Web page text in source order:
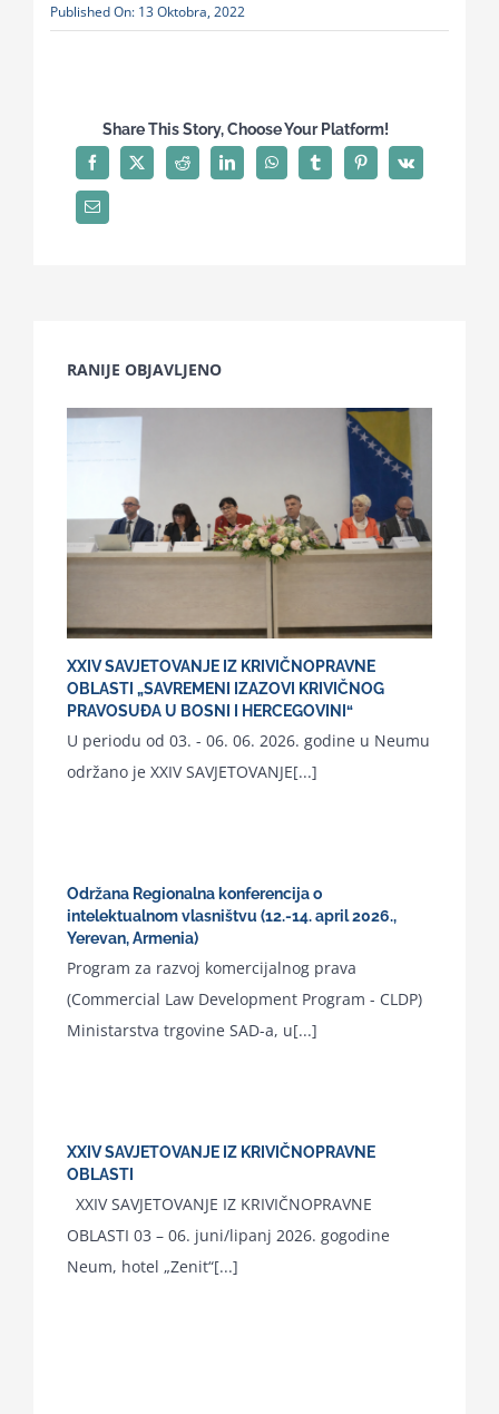
Published On: 13 Oktobra, 2022
Share This Story, Choose Your Platform!
RANIJE OBJAVLJENO
XXIV SAVJETOVANJE IZ KRIVIČNOPRAVNE
OBLASTI „SAVREMENI IZAZOVI KRIVIČNOG
PRAVOSUĐA U BOSNI I HERCEGOVINI“
U periodu od 03. - 06. 06. 2026. godine u Neumu
održano je XXIV SAVJETOVANJE[...]
Održana Regionalna konferencija o
intelektualnom vlasništvu (12.-14. april 2026.,
Yerevan, Armenia)
Program za razvoj komercijalnog prava
(Commercial Law Development Program - CLDP)
Ministarstva trgovine SAD-a, u[...]
XXIV SAVJETOVANJE IZ KRIVIČNOPRAVNE
OBLASTI
XXIV SAVJETOVANJE IZ KRIVIČNOPRAVNE
OBLASTI 03 – 06. juni/lipanj 2026. gogodine
Neum, hotel „Zenit“[...]